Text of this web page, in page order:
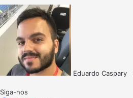
Eduardo Caspary
Siga-nos